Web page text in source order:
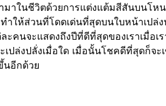
มาในชีวิตด้วยการแต่งแต้มสีสันบนโ
ำให้ส่วนที่โดดเด่นที่สุดบนใบหน้าเป
ะคนจะแสดงถึงปีที่ดีที่สุดของเราเมื่อ
เปล่งปลั่งเมื่อใด เมื่อนั้นโชคดีที่สุดก็
นอีกด้วย